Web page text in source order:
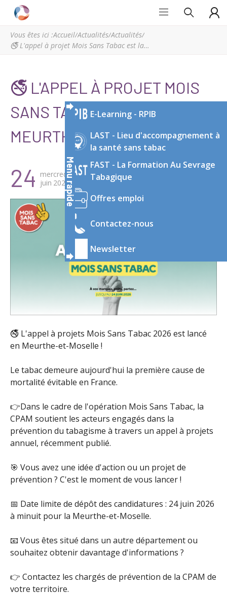
Est
Addictions
régional
de
en
addictologie
du
Est
Menu rapide
E-Learning - RPIB
LAST - Lieu d'accompagnement à
la santé sans tabac
FAST - La Formation Au Sevrage
Tabagique
Offres emploi
Contactez-nous
Newsletter
Vous êtes ici :Accueil/Actualités/Actualités/
🚭 L'appel à projet Mois Sans Tabac est lancé en meurthe et moselle !
🚭 L'APPEL À PROJET MOIS
SANS TABAC EST LANCÉ EN
MEURTHE ET MOSELLE !
mercredi
24 juin 2026
🚭 L'appel à projets Mois Sans Tabac 2026 est lancé
en Meurthe-et-Moselle !
Le tabac demeure aujourd'hui la première cause de
mortalité évitable en France.
👉Dans le cadre de l'opération Mois Sans Tabac, la
CPAM soutient les acteurs engagés dans la
prévention du tabagisme à travers un appel à projets
annuel, récemment publié.
🎯 Vous avez une idée d'action ou un projet de
prévention ? C'est le moment de vous lancer !
📅 Date limite de dépôt des candidatures : 24 juin 2026
à minuit pour la Meurthe-et-Moselle.
📧 Vous êtes situé dans un autre département ou
souhaitez obtenir davantage d'informations ?
👉 Contactez les chargés de prévention de la CPAM de
votre territoire.